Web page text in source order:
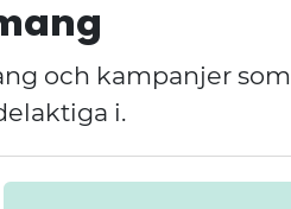
och kampanjer som
i.